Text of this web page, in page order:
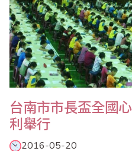
台南市市長盃全國
利舉行
2016-05-20